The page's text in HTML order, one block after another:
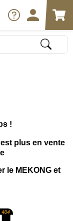
!
plus en vente
le MEKONG et